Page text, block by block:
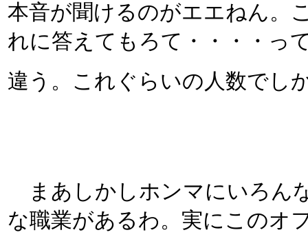
本音が聞けるのがエエねん。
れに答えてもろて・・・・っ
違う。これぐらいの人数でし
まあしかしホンマにいろん
な職業があるわ。実にこのオ